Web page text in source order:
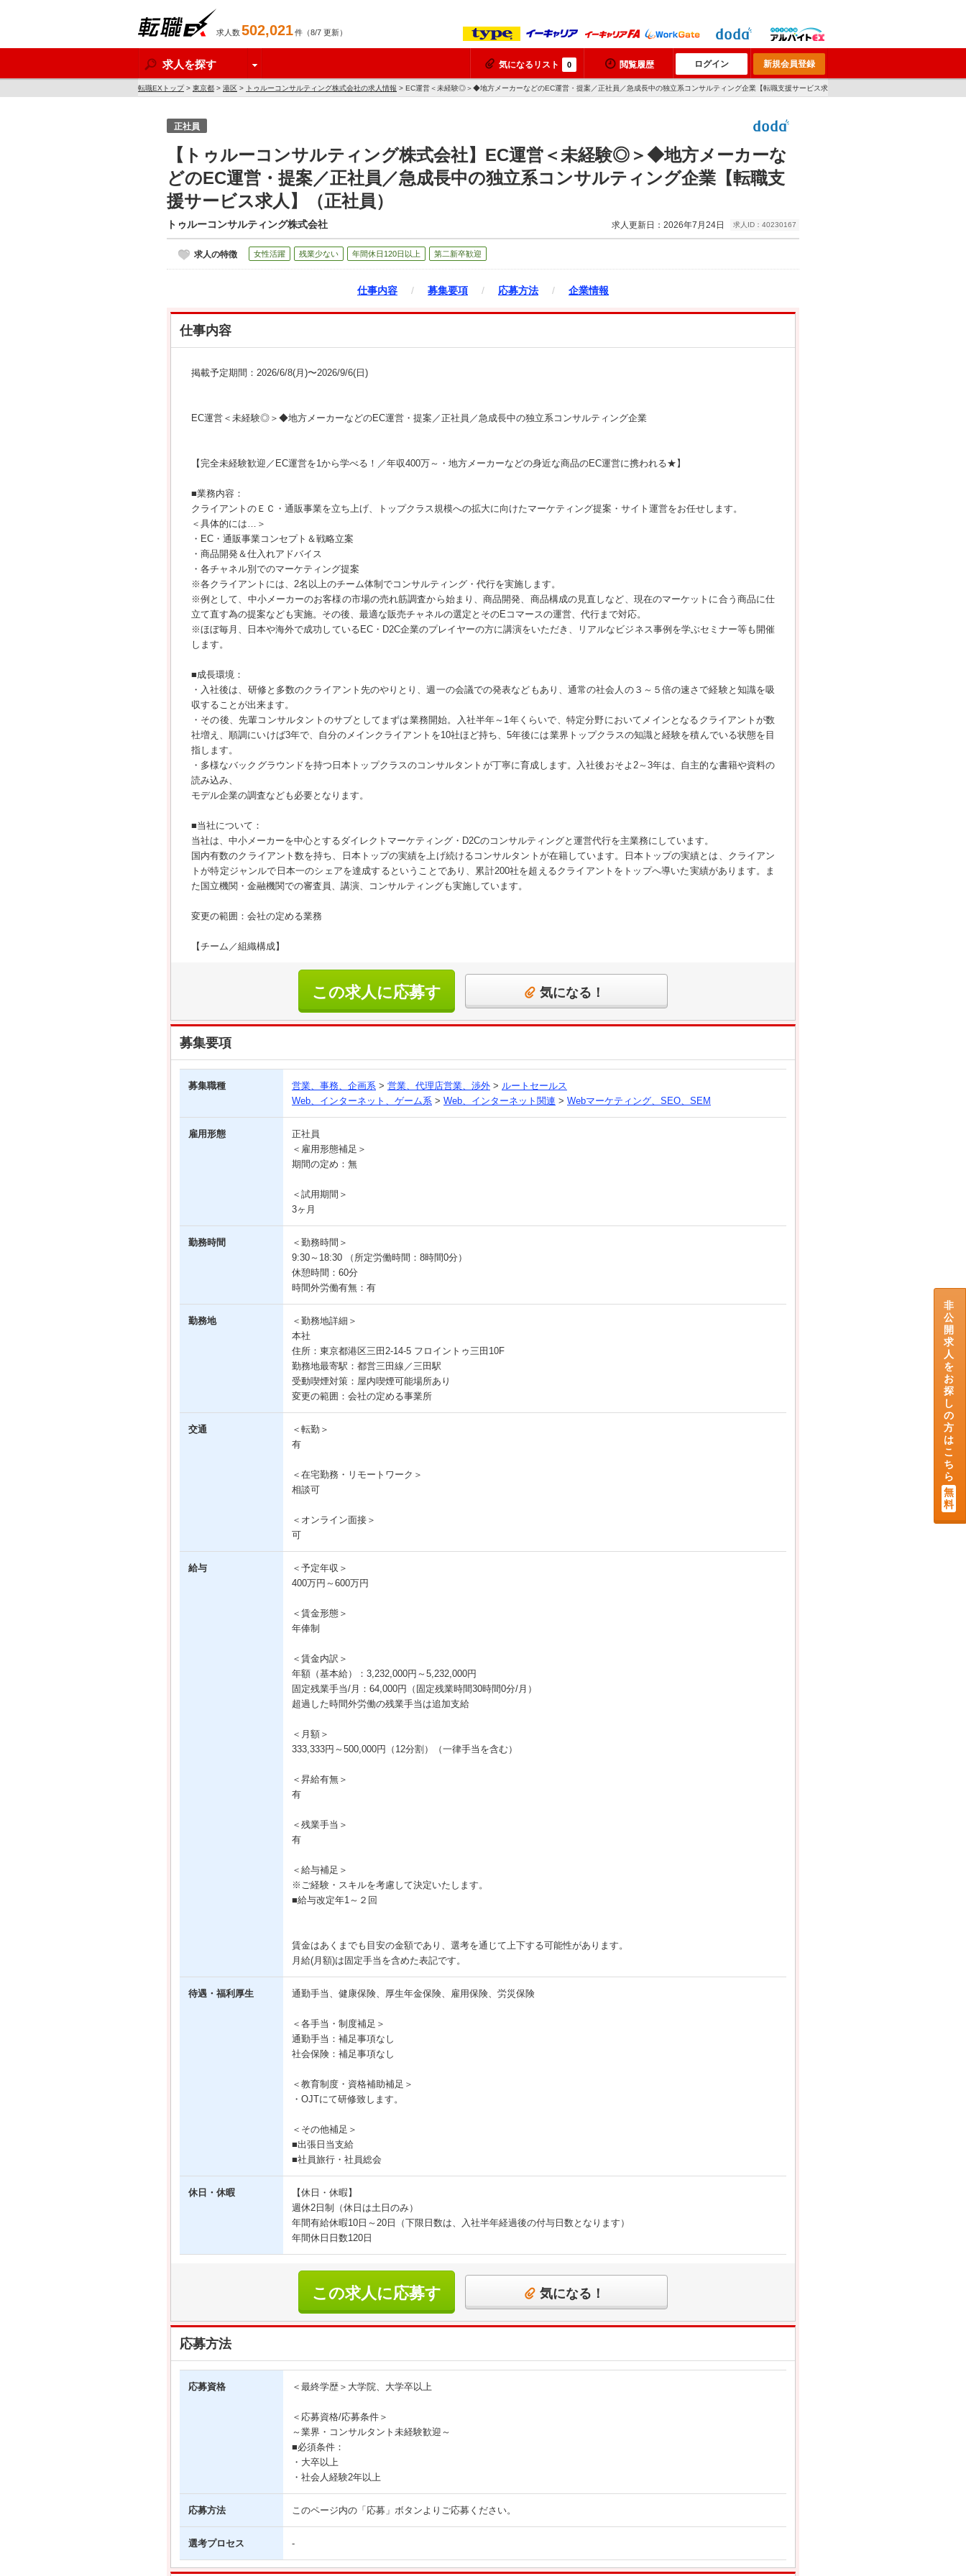
求人数502,021件（8/7 更新）
求人を探す 気になるリスト 0 閲覧履歴 ログイン 新規会員登録
転職EXトップ> 東京都 > 港区 > トゥルーコンサルティング株式会社の求人情報 > EC運営＜未経験◎＞◆地方メーカーなどのEC運営・提案／正社員／急成長中の独立系コンサルティング企業【転職支援サービス求
正社員
【トゥルーコンサルティング株式会社】EC運営＜未経験◎＞◆地方メーカーな
どのEC運営・提案／正社員／急成長中の独立系コンサルティング企業【転職支
援サービス求人】（正社員）
トゥルーコンサルティング株式会社 求人更新日：2026年7月24日 求人ID：40230167
求人の特徴 女性活躍 残業少ない 年間休日120日以上 第二新卒歓迎
仕事内容 / 募集要項 / 応募方法 / 企業情報
仕事内容
掲載予定期間：2026/6/8(月)〜2026/9/6(日)
EC運営＜未経験◎＞◆地方メーカーなどのEC運営・提案／正社員／急成長中の独立系コンサルティング企業
【完全未経験歓迎／EC運営を1から学べる！／年収400万～・地方メーカーなどの身近な商品のEC運営に携われる★】
■業務内容：
クライアントのＥＣ・通販事業を立ち上げ、トップクラス規模への拡大に向けたマーケティング提案・サイト運営をお任せします。
＜具体的には…＞
・EC・通販事業コンセプト＆戦略立案
・商品開発＆仕入れアドバイス
・各チャネル別でのマーケティング提案
※各クライアントには、2名以上のチーム体制でコンサルティング・代行を実施します。
※例として、中小メーカーのお客様の市場の売れ筋調査から始まり、商品開発、商品構成の見直しなど、現在のマーケットに合う商品に仕
立て直す為の提案なども実施。その後、最適な販売チャネルの選定とそのEコマースの運営、代行まで対応。
※ほぼ毎月、日本や海外で成功しているEC・D2C企業のプレイヤーの方に講演をいただき、リアルなビジネス事例を学ぶセミナー等も開催
します。
■成長環境：
・入社後は、研修と多数のクライアント先のやりとり、週一の会議での発表などもあり、通常の社会人の３～５倍の速さで経験と知識を吸
収することが出来ます。
・その後、先輩コンサルタントのサブとしてまずは業務開始。入社半年～1年くらいで、特定分野においてメインとなるクライアントが数
社増え、順調にいけば3年で、自分のメインクライアントを10社ほど持ち、5年後には業界トップクラスの知識と経験を積んでいる状態を目
指します。
・多様なバックグラウンドを持つ日本トップクラスのコンサルタントが丁寧に育成します。入社後おそよ2～3年は、自主的な書籍や資料の
読み込み、
モデル企業の調査なども必要となります。
■当社について：
当社は、中小メーカーを中心とするダイレクトマーケティング・D2Cのコンサルティングと運営代行を主業務にしています。
国内有数のクライアント数を持ち、日本トップの実績を上げ続けるコンサルタントが在籍しています。日本トップの実績とは、クライアン
トが特定ジャンルで日本一のシェアを達成するということであり、累計200社を超えるクライアントをトップへ導いた実績があります。ま
た国立機関・金融機関での審査員、講演、コンサルティングも実施しています。
変更の範囲：会社の定める業務
【チーム／組織構成】
この求人に応募す
る
気になる！
募集要項
募集職種 営業、事務、企画系 > 営業、代理店営業、渉外 > ルートセールス
Web、インターネット、ゲーム系 > Web、インターネット関連 > Webマーケティング、SEO、SEM
雇用形態
正社員
＜雇用形態補足＞
期間の定め：無
＜試用期間＞
3ヶ月
勤務時間
＜勤務時間＞
9:30～18:30 （所定労働時間：8時間0分）
休憩時間：60分
時間外労働有無：有
勤務地
＜勤務地詳細＞
本社
住所：東京都港区三田2-14-5 フロイントゥ三田10F
勤務地最寄駅：都営三田線／三田駅
受動喫煙対策：屋内喫煙可能場所あり
変更の範囲：会社の定める事業所
交通
＜転勤＞
有
＜在宅勤務・リモートワーク＞
相談可
＜オンライン面接＞
可
給与
＜予定年収＞
400万円～600万円
＜賃金形態＞
年俸制
＜賃金内訳＞
年額（基本給）：3,232,000円～5,232,000円
固定残業手当/月：64,000円（固定残業時間30時間0分/月）
超過した時間外労働の残業手当は追加支給
＜月額＞
333,333円～500,000円（12分割）（一律手当を含む）
＜昇給有無＞
有
＜残業手当＞
有
＜給与補足＞
※ご経験・スキルを考慮して決定いたします。
■給与改定年1～２回
賃金はあくまでも目安の金額であり、選考を通じて上下する可能性があります。
月給(月額)は固定手当を含めた表記です。
待遇・福利厚生 通勤手当、健康保険、厚生年金保険、雇用保険、労災保険
＜各手当・制度補足＞
通勤手当：補足事項なし
社会保険：補足事項なし
＜教育制度・資格補助補足＞
・OJTにて研修致します。
＜その他補足＞
■出張日当支給
■社員旅行・社員総会
休日・休暇
【休日・休暇】
週休2日制（休日は土日のみ）
年間有給休暇10日～20日（下限日数は、入社半年経過後の付与日数となります）
年間休日日数120日
この求人に応募す
る
気になる！
応募方法
応募資格 ＜最終学歴＞大学院、大学卒以上
＜応募資格/応募条件＞
～業界・コンサルタント未経験歓迎～
■必須条件：
・大卒以上
・社会人経験2年以上
応募方法 このページ内の「応募」ボタンよりご応募ください。
選考プロセス -
非
公
開
求
人
を
お
探
し
の
方
は
こ
ち
ら
無
料